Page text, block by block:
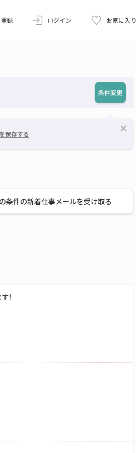
登録 ログイン お気に入り
条件変更
保存する
close
条件の新着仕事メールを受け取る
!